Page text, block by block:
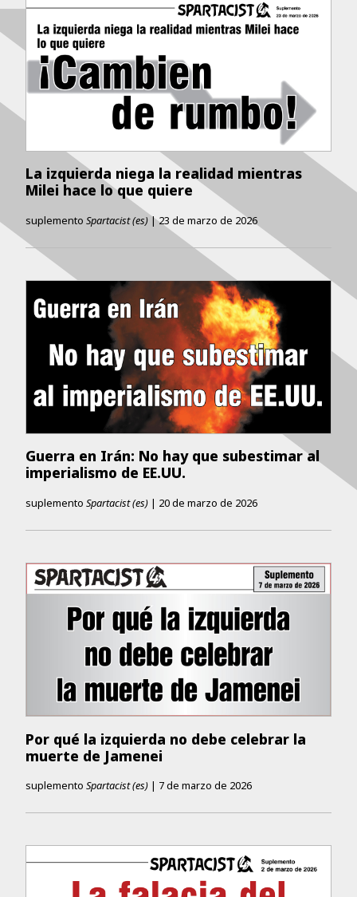
La izquierda niega la realidad mientras
Milei hace lo que quiere
suplemento Spartacist (es)|23 de marzo de 2026
Guerra en Irán: No hay que subestimar al
imperialismo de EE.UU.
suplemento Spartacist (es) | 20 de marzo de 2026
Por qué la izquierda no debe celebrar la
muerte de Jamenei
suplemento Spartacist (es) | 7 de marzo de 2026